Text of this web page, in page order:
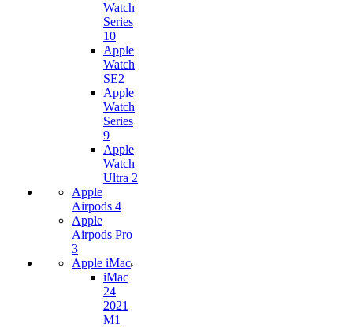
Watch
Series
10
Apple
Watch
SE2
Apple
Watch
Series
9
Apple
Watch
Ultra 2
Apple
Airpods 4
Apple
Airpods Pro
3
Apple iMac
iMac
24
2021
M1